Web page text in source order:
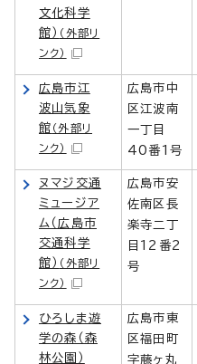
文化科学
館） （外部リ
ンク）
広島市江
波山気象
館 （外部リ
ンク）
広島市中
区江波南
一丁目
40番1号
ヌマジ交通
ミュージア
ム（広島市
交通科学
館） （外部リ
ンク）
広島市安
佐南区長
楽寺二丁
目12番2
号
ひろしま遊
学の森（森
林公園）
広島市東
区福田町
字藤ヶ丸